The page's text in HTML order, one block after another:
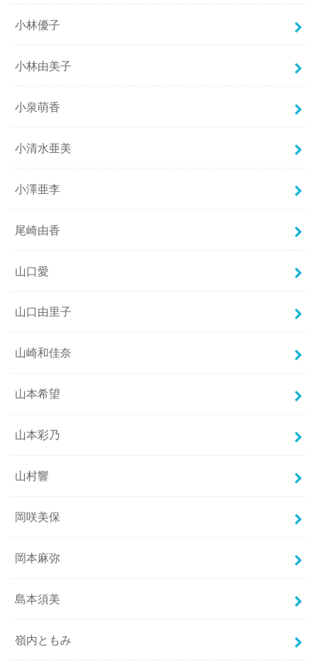
小林優子
小林由美子
小泉萌香
小清水亜美
小澤亜李
尾崎由香
山口愛
山口由里子
山崎和佳奈
山本希望
山本彩乃
山村響
岡咲美保
岡本麻弥
島本須美
嶺内ともみ